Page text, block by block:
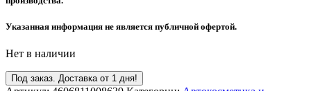
Указанная информация не является публичной офертой.
Нет в наличии
Под заказ. Доставка от 1 дня!